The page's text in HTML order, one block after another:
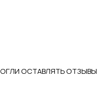
ОСТАВЛЯТЬ ОТЗЫВЫ